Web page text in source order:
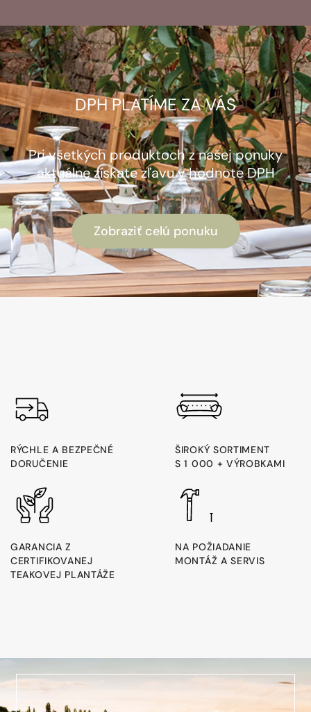
DPH PLATÍME ZA VÁS
Pri všetkých produktoch z našej ponuky
aktuálne získate zľavu v hodnote DPH
Zobraziť celú ponuku
RÝCHLE A BEZPEČNÉ
DORUČENIE
ŠIROKÝ SORTIMENT
S 1 000 + VÝROBKAMI
GARANCIA Z
CERTIFIKOVANEJ
TEAKOVEJ PLANTÁŽE
NA POŽIADANIE
MONTÁŽ A SERVIS